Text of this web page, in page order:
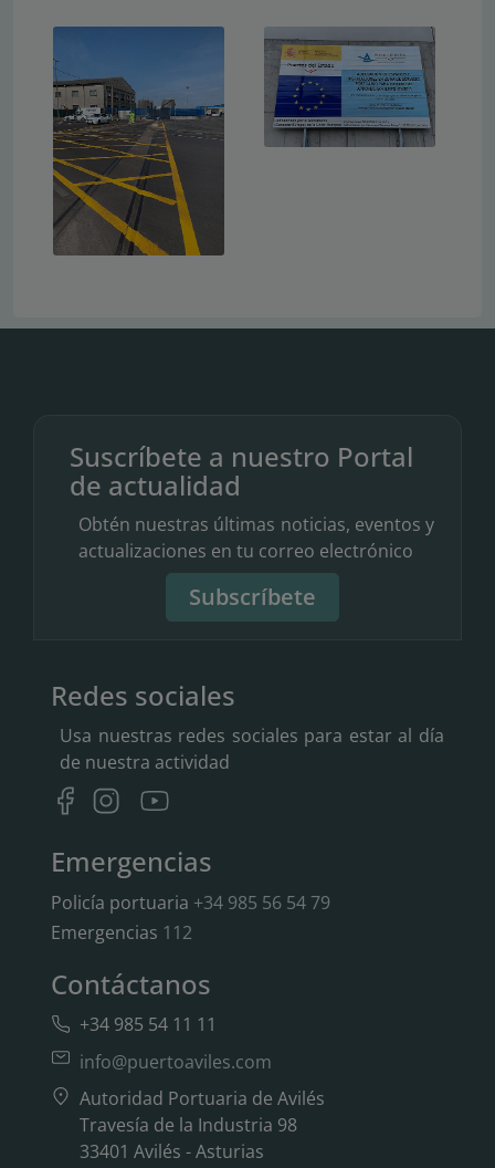
Suscríbete a nuestro Portal
de actualidad
Obtén nuestras últimas noticias, eventos y
actualizaciones en tu correo electrónico
Subscríbete
Redes sociales
Usa nuestras redes sociales para estar al día
de nuestra actividad
Emergencias
Policía portuaria +34 985 56 54 79
Emergencias 112
Contáctanos
+34 985 54 11 11
info@puertoaviles.com
Autoridad Portuaria de Avilés
Travesía de la Industria 98
33401 Avilés - Asturias